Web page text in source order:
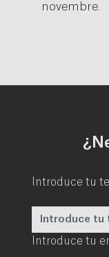
novembre.
Introduce tu
Introduce tu